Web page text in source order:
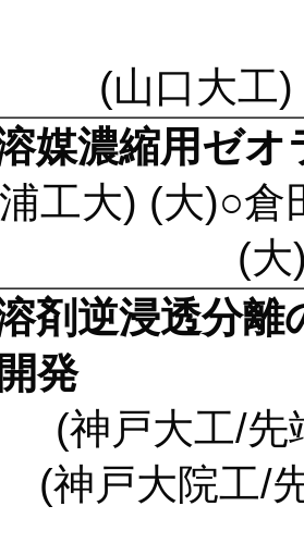
(山口大工
媒濃縮用ゼオ
工大) (大)○倉
(大
剤逆浸透分
発
(神戸大工/
(神戸大院工/